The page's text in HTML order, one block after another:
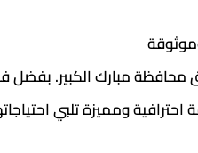
محافظة مبارك الكبير. بفضل
ومميزة تلبي